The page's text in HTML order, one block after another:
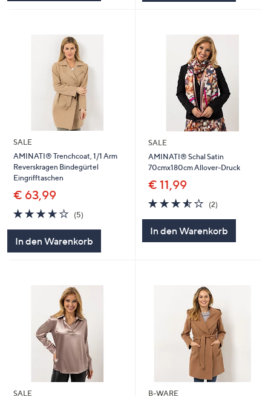
SALE
AMINATI® Trenchcoat, 1/1 Arm
Reverskragen Bindegürtel
Eingrifftaschen
€ 63,99
3.6
von
(5)5
In den Warenkorb
SALE
AMINATI® Schal Satin
70cmx180cm Allover-Druck
€ 11,99
3.5
von
(2)2
In den Warenkorb
SALE
B-WARE